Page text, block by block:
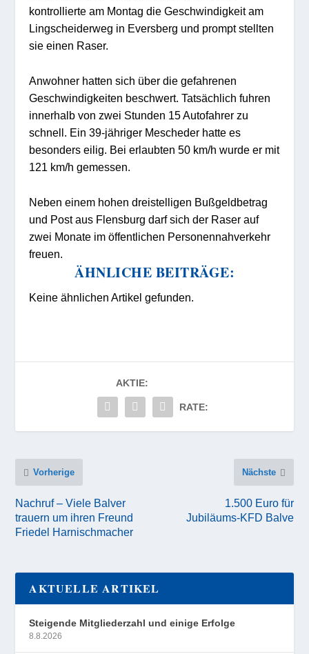
kontrollierte am Montag die Geschwindigkeit am
Lingscheiderweg in Eversberg und prompt stellten
sie einen Raser.
Anwohner hatten sich über die gefahrenen
Geschwindigkeiten beschwert. Tatsächlich fuhren
innerhalb von zwei Stunden 15 Autofahrer zu
schnell. Ein 39-jähriger Mescheder hatte es
besonders eilig. Bei erlaubten 50 km/h wurde er mit
121 km/h gemessen.
Neben einem hohen dreistelligen Bußgeldbetrag
und Post aus Flensburg darf sich der Raser auf
zwei Monate im öffentlichen Personennahverkehr
freuen.
ÄHNLICHE BEITRÄGE:
Keine ähnlichen Artikel gefunden.
AKTIE:
RATE:
Vorherige
Nachruf – Viele Balver
trauern um ihren Freund
Friedel Harnischmacher
Nächste
1.500 Euro für
Jubiläums-KFD Balve
AKTUELLE ARTIKEL
Steigende Mitgliederzahl und einige Erfolge
8.8.2026